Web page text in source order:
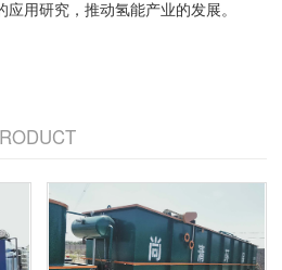
应用研究，推动氢能产业的发展。